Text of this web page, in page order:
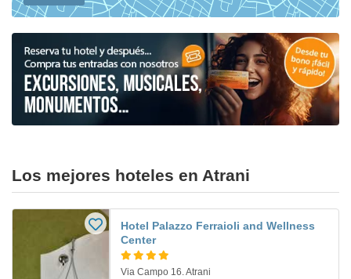
Los mejores hoteles en Atrani
Hotel Palazzo Ferraioli and Wellness
Center
Via Campo 16. Atrani